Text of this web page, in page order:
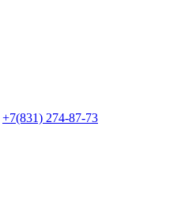
+7(831) 274-87-73